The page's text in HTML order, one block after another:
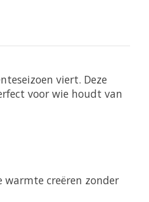
viert. Deze
voor wie houdt van
creëren zonder